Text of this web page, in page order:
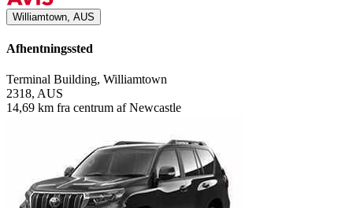
Williamtown, AUS
Afhentningssted
Terminal Building, Williamtown
2318, AUS
14,69 km fra centrum af Newcastle